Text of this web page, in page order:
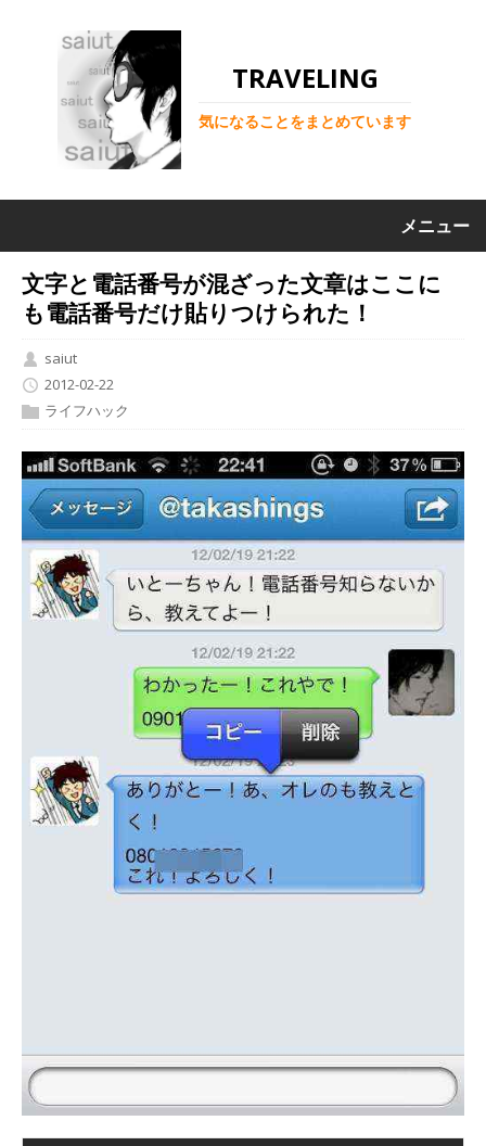
TRAVELING
気になることをまとめています
メニュー
文字と電話番号が混ざった文章はここに
も電話番号だけ貼りつけられた！
saiut
2012-02-22
ライフハック